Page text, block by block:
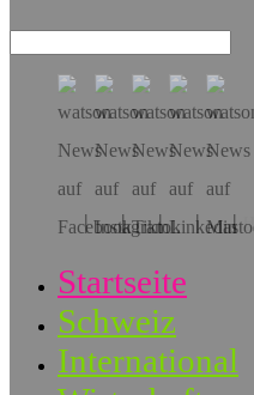
Startseite
Schweiz
International